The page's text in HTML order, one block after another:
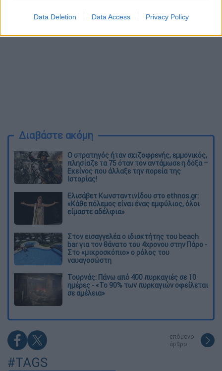
Data Deletion Data Access Privacy Policy
Διαβάστε ακόμη
O στρατηγός ήταν σχιζοφρενής, εμμονικός,
πλησίαζε τα 75 όταν τον αντάμωσε η δόξα –
Εκείνος που άλλαξε την πορεία της
Ιστορίας!
Ελισάβετ Κωνσταντινίδου στο ethnos.gr:
«Κάθε πόλεμος είναι ένας εμφύλιος, όλοι
είμαστε αδέλφια»
Στον εισαγγελέα ο ιδιοκτήτης του beach
bar για τον θάνατο του 4χρονου στην Πάρο -
Στο «μικροσκόπιο» ο ρόλος του
ναυαγοσώστη
Τουρνάς: Πάνω από 400 πυρκαγιές σε 10
ημέρες - «Το 90% των πυρκαγιών οφείλεται
σε αμέλεια»
επόμενο
άρθρο
#TAGS